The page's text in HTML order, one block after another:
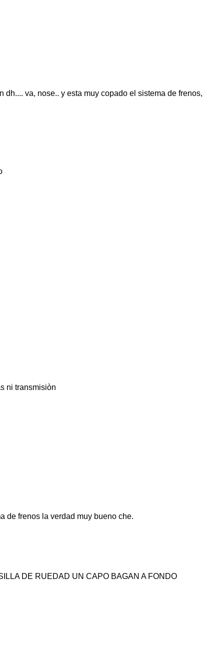
va, nose.. y esta muy copado el sistema de frenos,
ni transmisiòn
de frenos la verdad muy bueno che.
DE RUEDAD UN CAPO BAGAN A FONDO